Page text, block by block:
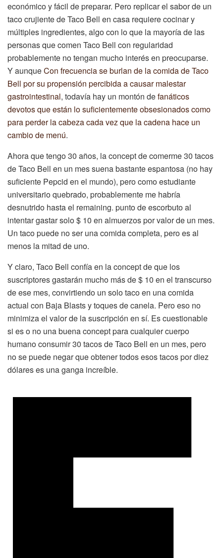
económico y fácil de preparar. Pero replicar el sabor de un
taco crujiente de Taco Bell en casa requiere cocinar y
múltiples ingredientes, algo con lo que la mayoría de las
personas que comen Taco Bell con regularidad
probablemente no tengan mucho interés en preocuparse.
Y aunqueCon frecuencia se burlan de la comida de Taco
Bell por su propensión percibida a causar malestar
gastrointestinal, todavía hay un montón defanáticos
devotos que están lo suficientemente obsesionados como
para perder la cabeza cada vez que la cadena hace un
cambio de menú.
Ahora que tengo 30 años, la concept de comerme 30 tacos
de Taco Bell en un mes suena bastante espantosa (no hay
suficiente Pepcid en el mundo), pero como estudiante
universitario quebrado, probablemente me habría
desnutrido hasta el remaining. punto de escorbuto al
intentar gastar solo $ 10 en almuerzos por valor de un mes.
Un taco puede no ser una comida completa, pero es al
menos la mitad de uno.
Y claro, Taco Bell confía en la concept de que los
suscriptores gastarán mucho más de $ 10 en el transcurso
de ese mes, convirtiendo un solo taco en una comida
actual con Baja Blasts y toques de canela. Pero eso no
minimiza el valor de la suscripción en sí. Es cuestionable
si es o no una buena concept para cualquier cuerpo
humano consumir 30 tacos de Taco Bell en un mes, pero
no se puede negar que obtener todos esos tacos por diez
dólares es una ganga increíble.